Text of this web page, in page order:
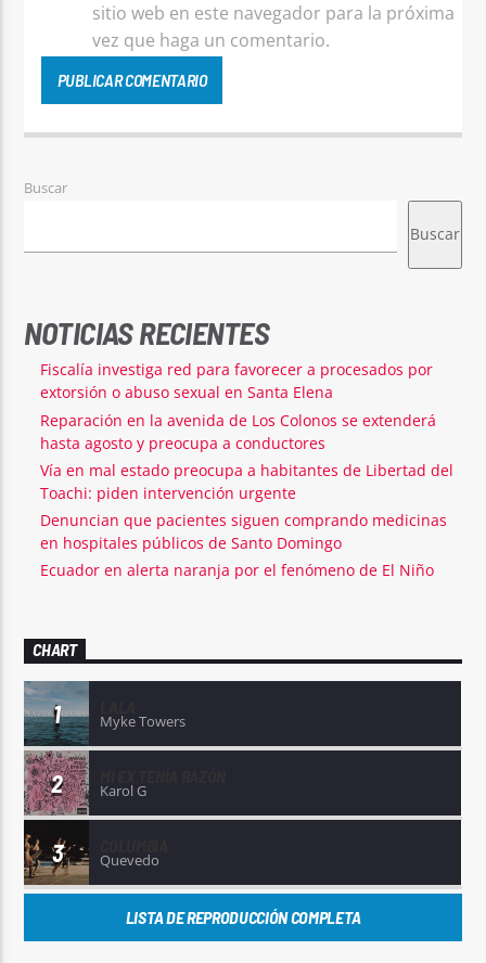
sitio web en este navegador para la próxima
vez que haga un comentario.
Buscar
Buscar
NOTICIAS RECIENTES
Fiscalía investiga red para favorecer a procesados por
extorsión o abuso sexual en Santa Elena
Reparación en la avenida de Los Colonos se extenderá
hasta agosto y preocupa a conductores
Vía en mal estado preocupa a habitantes de Libertad del
Toachi: piden intervención urgente
Denuncian que pacientes siguen comprando medicinas
en hospitales públicos de Santo Domingo
Ecuador en alerta naranja por el fenómeno de El Niño
CHART
1 Myke Towers
2 Karol G
3 Quevedo
LISTA DE REPRODUCCIÓN COMPLETA